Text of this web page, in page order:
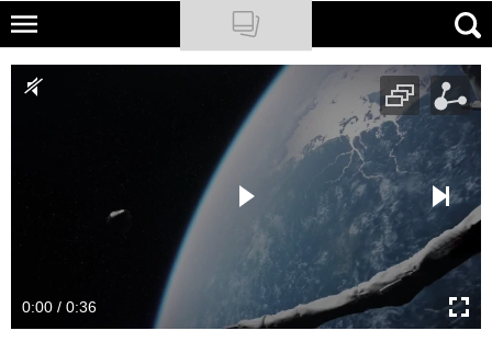
Skip
main
NATIONAL GEOGRAPHIC
Newsletter
Cuda Polski
0:00 / 0:36